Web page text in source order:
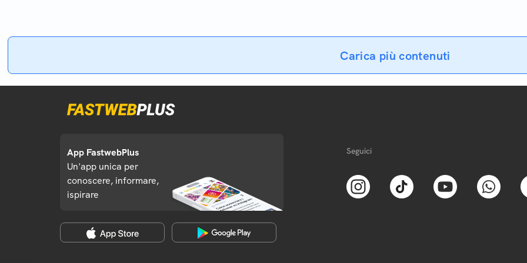
Carica più contenuti
App FastwebPlus
Un'app unica per
conoscere, informare,
ispirare
Seguici